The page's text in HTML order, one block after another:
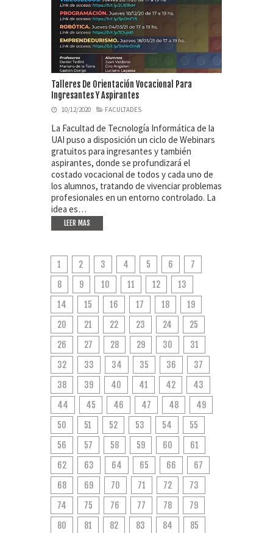
Talleres De Orientación Vocacional Para
Ingresantes Y Aspirantes
10/12/2020 FACULTADES
La Facultad de Tecnología Informática de la
UAI puso a disposición un ciclo de Webinars
gratuitos para ingresantes y también
aspirantes, donde se profundizará el
costado vocacional de todos y cada uno de
los alumnos, tratando de vivenciar problemas
profesionales en un entorno controlado. La
idea es…
LEER MAS
1 2 3 4 5 6
7
8
9 10 11 12
13
14
15 16 17 18
19
20
21 22 23 24
25
26
27 28 29 30
31
32
33 34 35 36
37
38
39 40 41 42
43
44
45 46 47 48
49
50
51 52 53 54
55
56
57 58 59 60
61
62
63 64 65 66
67
68
69 70 71 72
73
74
75 76 77 78
79
80
81 82 83 84 85